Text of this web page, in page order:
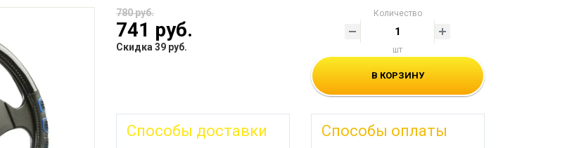
780 руб.
741 руб.
Скидка 39 руб.
Количество
шт
В КОРЗИНУ
Способы доставки Способы оплаты